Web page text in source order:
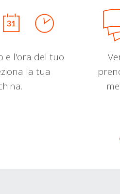
e l'ora del tuo
la tua